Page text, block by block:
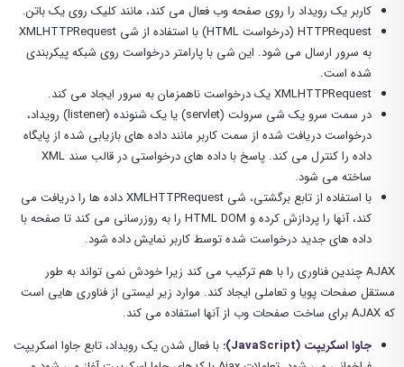
کاربر یک رویداد را روی صفحه وب فعال می کند، مانند کلیک روی یک باتن.
HTTPRequest (درخواست HTML) با استفاده از شی XMLHTTPRequest
به سرور ارسال می شود. این شی با پارامتر درخواست روی شبکه پیکربندی
شده است.
XMLHTTPRequest یک درخواست ناهمزمان به سرور ایجاد می کند.
در سمت سرو یک شی سرولت (servlet) یا یک شنونده (listener) رویداد،
درخواست دریافت شده از سمت کاربر مانند داده های بازیابی شده از پایگاه
داده را کنترل می کند. پاسخ با داده های درخواستی در قالب سند XML
ساخته می شود.
با استفاده از تابع برگشتی، شی XMLHTTPRequest داده ها را دریافت می
کند، آنها را پردازش کرده و HTML DOM را به روزرسانی می کند تا صفحه با
داده های جدید درخواست شده توسط کاربر نمایش داده شود.
AJAX چندین فناوری را با هم ترکیب می کند زیرا خودش نمی تواند به طور
مستقل صفحات پویا و تعاملی ایجاد کند. موارد زیر لیستی از فناوری هایی است
که AJAX برای ساخت صفحات وب از آنها استفاده می کند.
جاوا اسکریپت (JavaScript):
با فعال شدن یک رویداد، تابع جاوا اسکریپت